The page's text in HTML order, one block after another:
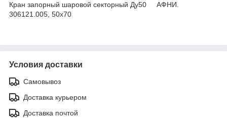
Кран запорный шаровой секторный Ду50 АФНИ.
306121.005, 50х70
Условия доставки
Самовывоз
Доставка курьером
Доставка почтой